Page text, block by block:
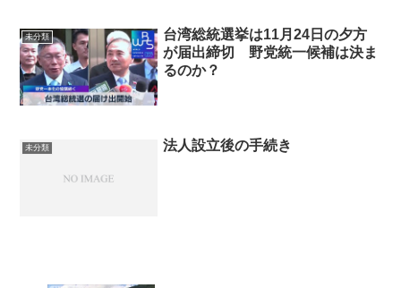
未分類
台湾総統選挙は11月24日の夕方
が届出締切 野党統一候補は決ま
るのか？
未分類 法人設立後の手続き